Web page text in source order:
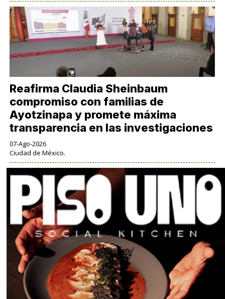
Reafirma Claudia Sheinbaum
compromiso con familias de
Ayotzinapa y promete máxima
transparencia en las investigaciones
07-Ago-2026
Ciudad de México.